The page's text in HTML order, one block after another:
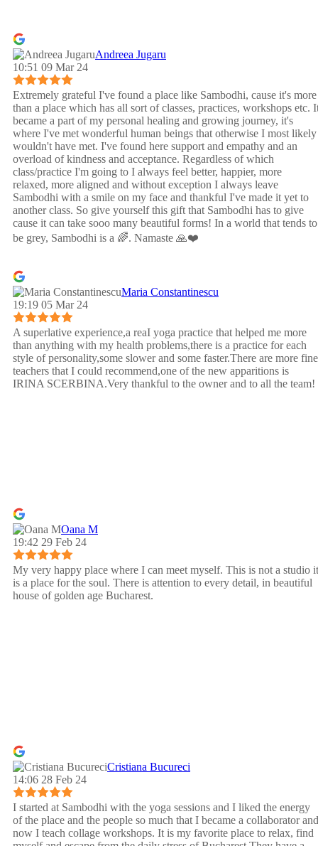
Andreea Jugaru
10:51 09 Mar 24
Extremely grateful I've found a place like Sambodhi, cause it's more
than a place which has all sort of classes, practices, workshops etc.
became a part of my personal healing and growing journey, it's
where I've met wonderful human beings that otherwise I most likely
wouldn't have met. I've found here support and empathy and an
overload of kindness and acceptance. Regardless of which
class/practice I'm going to I always feel better, happier, more
relaxed, more aligned and without exception I always leave
Sambodhi with a smile on my face and thankful I've made it yet to
another class. So give yourself this gift that Sambodhi has to give
cause it can take sooo many beautiful forms! In a world that tends to
be grey, Sambodhi is a 🌈. Namaste 🙏❤️
Maria Constantinescu
19:19 05 Mar 24
A superlative experience,a reaI yoga practice that helped me more
than anything with my health problems,there is a practice for each
style of personality,some slower and some faster.There are more fine
teachers that I could recommend,one of the new apparitions is
IRINA SCERBINA.Very thankful to the owner and to all the team!
Oana M
19:42 29 Feb 24
My very happy place where I can meet myself. This is not a studio it
is a place for the soul. There is attention to every detail, in beautiful
house of golden age Bucharest.
Cristiana Bucureci
14:06 28 Feb 24
I started at Sambodhi with the yoga sessions and I liked the energy
of the place and the people so much that I became a collaborator and
now I teach collage workshops. It is my favorite place to relax, find